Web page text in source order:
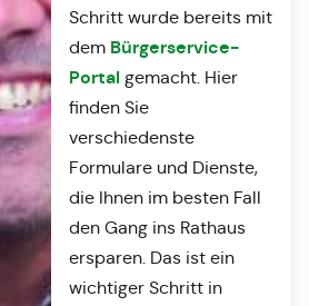
Schritt wurde bereits mit
dem Bürgerservice-
Portalgemacht. Hier
finden Sie
verschiedenste
Formulare und Dienste,
die Ihnen im besten Fall
den Gang ins Rathaus
ersparen. Das ist ein
wichtiger Schritt in